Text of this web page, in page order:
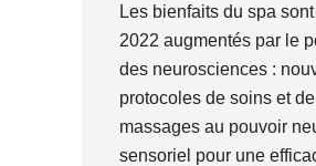
Les bienfaits du spa
2022 augmentés par le
des neurosciences :
protocoles de soins et de
massages au pouvoir
sensoriel pour une